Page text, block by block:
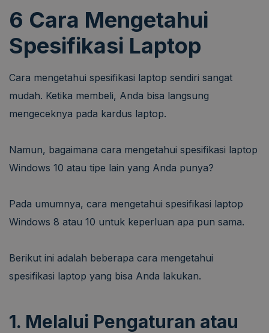
6 Cara Mengetahui
Spesifikasi Laptop
Cara mengetahui spesifikasi laptop sendiri sangat
mudah. Ketika membeli, Anda bisa langsung
mengeceknya pada kardus laptop.
Namun, bagaimana cara mengetahui spesifikasi laptop
Windows 10 atau tipe lain yang Anda punya?
Pada umumnya, cara mengetahui spesifikasi laptop
Windows 8 atau 10 untuk keperluan apa pun sama.
Berikut ini adalah beberapa cara mengetahui
spesifikasi laptop yang bisa Anda lakukan.
1. Melalui Pengaturan atau